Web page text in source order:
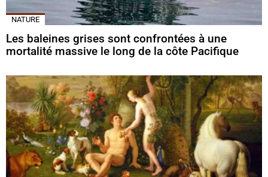
NATURE
Les baleines grises sont confrontées à une
mortalité massive le long de la côte Pacifique